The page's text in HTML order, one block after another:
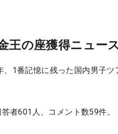
王の座獲得ニュー
1番記憶に残った国内男子ツ
者601人、コメント数59件。